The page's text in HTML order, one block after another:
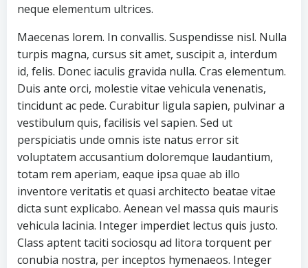
neque elementum ultrices.
Maecenas lorem. In convallis. Suspendisse nisl. Nulla
turpis magna, cursus sit amet, suscipit a, interdum
id, felis. Donec iaculis gravida nulla. Cras elementum.
Duis ante orci, molestie vitae vehicula venenatis,
tincidunt ac pede. Curabitur ligula sapien, pulvinar a
vestibulum quis, facilisis vel sapien. Sed ut
perspiciatis unde omnis iste natus error sit
voluptatem accusantium doloremque laudantium,
totam rem aperiam, eaque ipsa quae ab illo
inventore veritatis et quasi architecto beatae vitae
dicta sunt explicabo. Aenean vel massa quis mauris
vehicula lacinia. Integer imperdiet lectus quis justo.
Class aptent taciti sociosqu ad litora torquent per
conubia nostra, per inceptos hymenaeos. Integer